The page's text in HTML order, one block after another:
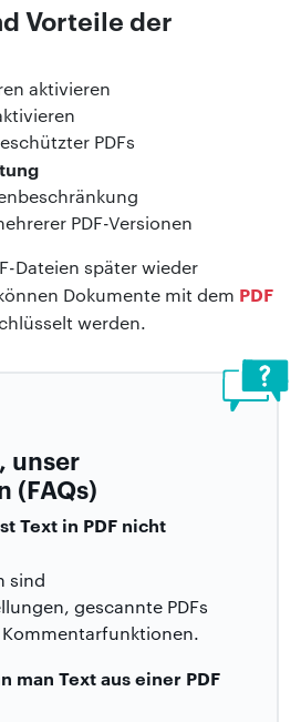
Vorteile der
aktivieren
PDFs
PDF-Versionen
Dateien später wieder
Dokumente mit dem PDF
werden.
unser
(FAQs)
Text in PDF nicht
sind
gescannte PDFs
man Text aus einer PDF